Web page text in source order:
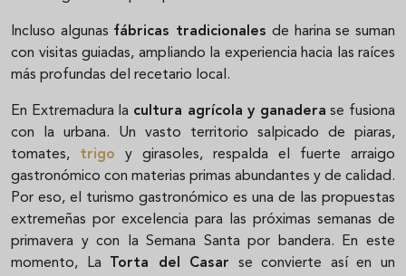
Incluso algunas fábricas tradicionales de harina se suman
con visitas guiadas, ampliando la experiencia hacia las raíces
más profundas del recetario local.
En Extremadura la cultura agrícola y ganadera se fusiona
con la urbana. Un vasto territorio salpicado de piaras,
tomates, trigo y girasoles, respalda el fuerte arraigo
gastronómico con materias primas abundantes y de calidad.
Por eso, el turismo gastronómico es una de las propuestas
extremeñas por excelencia para las próximas semanas de
primavera y con la Semana Santa por bandera. En este
momento, La
Torta del Casar se convierte así en un